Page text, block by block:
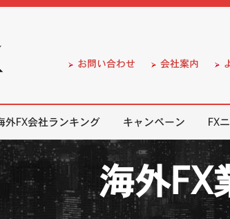
お問い合わせ 会社案内
外FX会社ランキング キャンペーン FX
海外FX